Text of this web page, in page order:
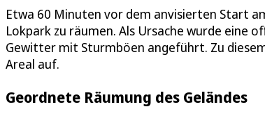
Etwa 60 Minuten vor dem anvisierten Start
Lokpark zu räumen. Als Ursache wurde eine
Gewitter mit Sturmböen angeführt. Zu
Areal auf.
Geordnete Räumung des Geländes